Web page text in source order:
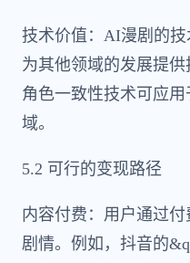
技术价值：AI漫剧的技
为其他领域的发展提
角色一致性技术可应
域。
5.2 可行的变现路径
内容付费：用户通过
剧情。例如，抖音的